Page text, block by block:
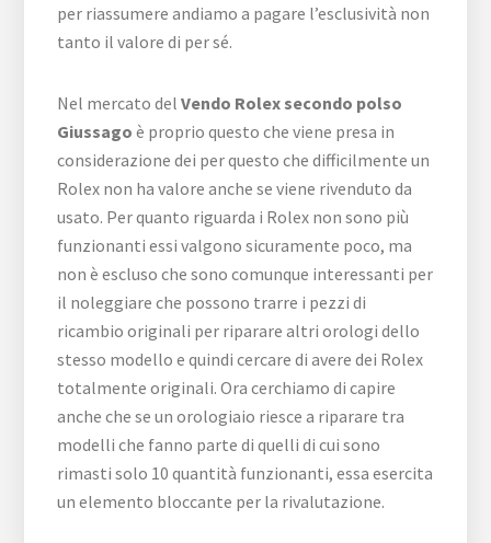
per riassumere andiamo a pagare l’esclusività non
tanto il valore di per sé.
Nel mercato delVendo Rolex secondo polso
Giussago è proprio questo che viene presa in
considerazione dei per questo che difficilmente un
Rolex non ha valore anche se viene rivenduto da
usato. Per quanto riguarda i Rolex non sono più
funzionanti essi valgono sicuramente poco, ma
non è escluso che sono comunque interessanti per
il noleggiare che possono trarre i pezzi di
ricambio originali per riparare altri orologi dello
stesso modello e quindi cercare di avere dei Rolex
totalmente originali. Ora cerchiamo di capire
anche che se un orologiaio riesce a riparare tra
modelli che fanno parte di quelli di cui sono
rimasti solo 10 quantità funzionanti, essa esercita
un elemento bloccante per la rivalutazione.